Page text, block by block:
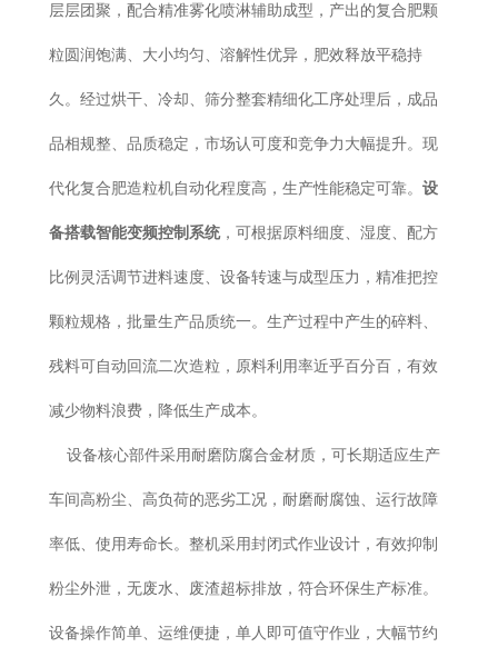
层层团聚，配合精准雾化喷淋辅助成型，产出的复合肥颗
粒圆润饱满、大小均匀、溶解性优异，肥效释放平稳持
久。经过烘干、冷却、筛分整套精细化工序处理后，成品
品相规整、品质稳定，市场认可度和竞争力大幅提升。现
代化复合肥造粒机自动化程度高，生产性能稳定可靠。 设
备搭载智能变频控制系统，可根据原料细度、湿度、配方
比例灵活调节进料速度、设备转速与成型压力，精准把控
颗粒规格，批量生产品质统一。生产过程中产生的碎料、
残料可自动回流二次造粒，原料利用率近乎百分百，有效
减少物料浪费，降低生产成本。
设备核心部件采用耐磨防腐合金材质，可长期适应生产
车间高粉尘、高负荷的恶劣工况，耐磨耐腐蚀、运行故障
率低、使用寿命长。整机采用封闭式作业设计，有效抑制
粉尘外泄，无废水、废渣超标排放，符合环保生产标准。
设备操作简单、运维便捷，单人即可值守作业，大幅节约